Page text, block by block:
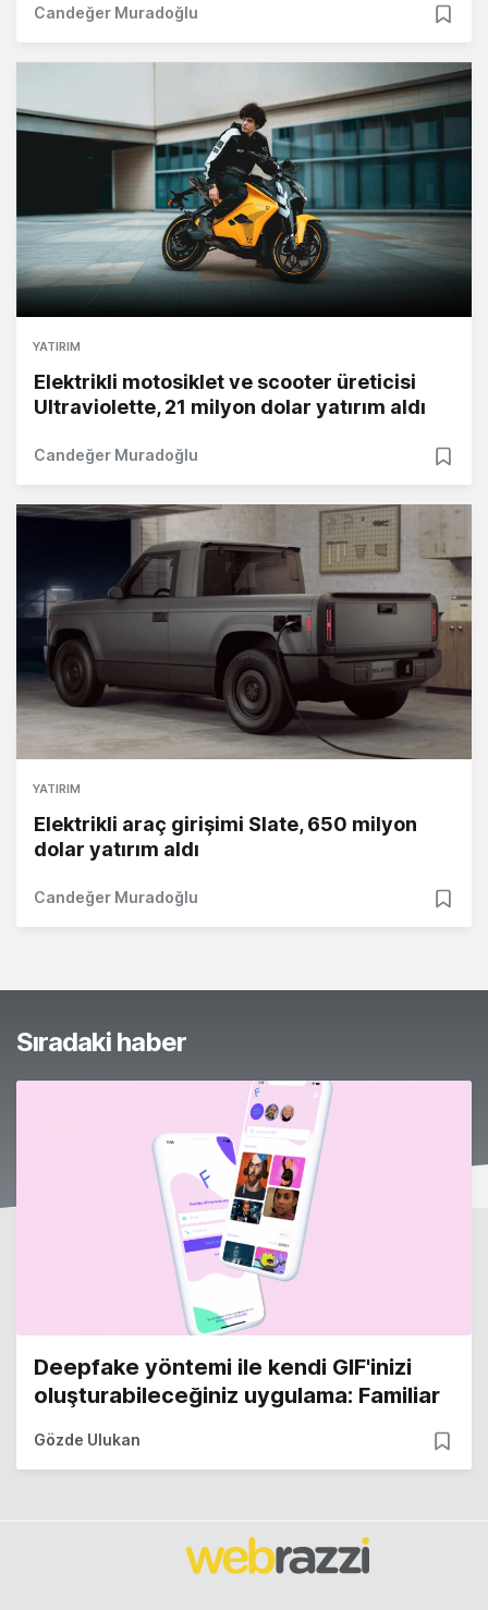
Candeğer Muradoğlu
YATIRIM
Elektrikli motosiklet ve scooter üreticisi
Ultraviolette, 21 milyon dolar yatırım aldı
Candeğer Muradoğlu
YATIRIM
Elektrikli araç girişimi Slate, 650 milyon
dolar yatırım aldı
Candeğer Muradoğlu
Sıradaki haber
Deepfake yöntemi ile kendi GIF'inizi
oluşturabileceğiniz uygulama: Familiar
Gözde Ulukan